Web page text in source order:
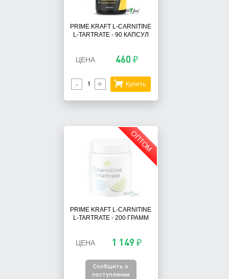
PRIME KRAFT L-CARNITINE
L-TARTRATE - 90 КАПСУЛ
ЦЕНА 460 ₽
- + Купить
ОПТОМ
PRIME KRAFT L-CARNITINE
L-TARTRATE - 200 ГРАММ
ЦЕНА 1 149 ₽
Сообщить о
поступлении